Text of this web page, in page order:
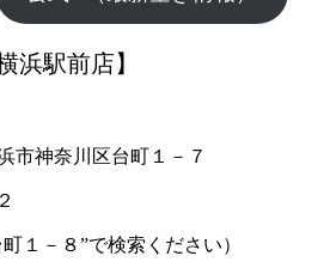
浜駅前店】
市神奈川区台町１－７
１－８”で検索ください）